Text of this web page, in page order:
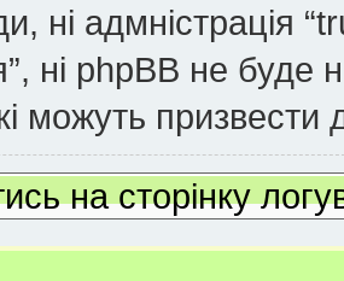
ні адмністрація
ні phpBB не буде
можуть
на сторінку